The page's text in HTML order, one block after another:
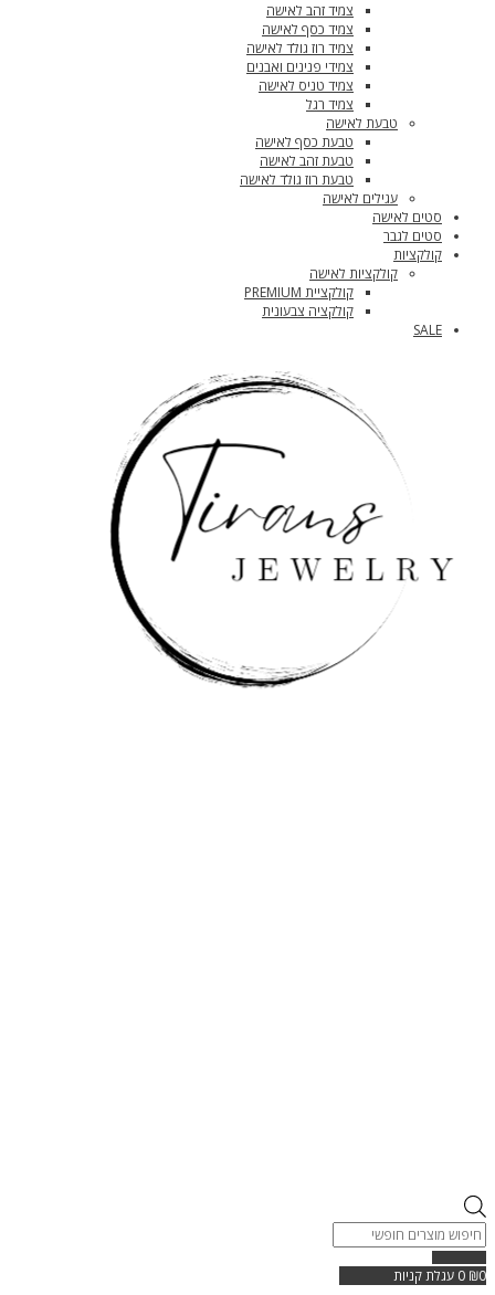
צמיד זהב לאישה
צמיד כסף לאישה
צמיד רוז גולד לאישה
צמידי פנינים ואבנים
צמיד טניס לאישה
צמיד רגל
טבעת לאישה
טבעת כסף לאישה
טבעת זהב לאישה
טבעת רוז גולד לאישה
עגילים לאישה
סטים לאישה
סטים לגבר
קולקציות
קולקציות לאישה
קולקציית PREMIUM
קולקציה צבעונית
SALE
Products
search
₪0
0 עגלת קניות